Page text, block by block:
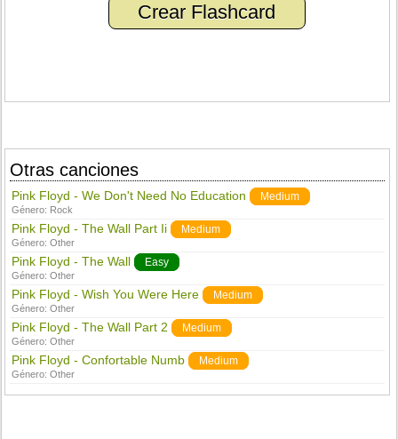
Crear Flashcard
Otras canciones
Pink Floyd - We Don't Need No Education Medium
Género: Rock
Pink Floyd - The Wall Part Ii Medium
Género:Other
Pink Floyd - The Wall Easy
Género:Other
Pink Floyd - Wish You Were Here Medium
Género:Other
Pink Floyd - The Wall Part 2 Medium
Género:Other
Pink Floyd - Confortable Numb Medium
Género:Other